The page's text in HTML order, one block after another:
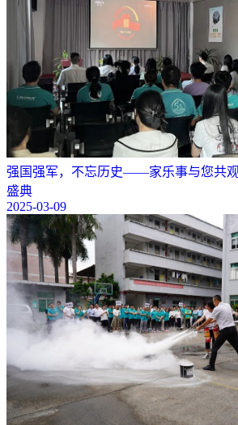
强国强军，不忘历史——家乐事与您共
盛典
2025-03-09